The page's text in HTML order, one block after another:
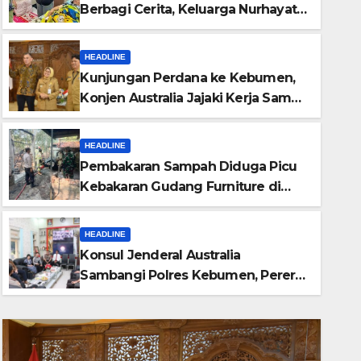
Kebumen
Tiga
Berbagi Cerita, Keluarga Nurhayati
Rasakan Manfaat NyataProgram
JKN
HEADLINE
Kunjungan Perdana ke Kebumen,
Konjen Australia Jajaki Kerja Sama
Pariwisata hingga Pendidikan
HEADLINE
Pembakaran Sampah Diduga Picu
Kebakaran Gudang Furniture di
Kebumen
HEADLINE
Konsul Jenderal Australia
Sambangi Polres Kebumen, Pererat
Silaturahmi